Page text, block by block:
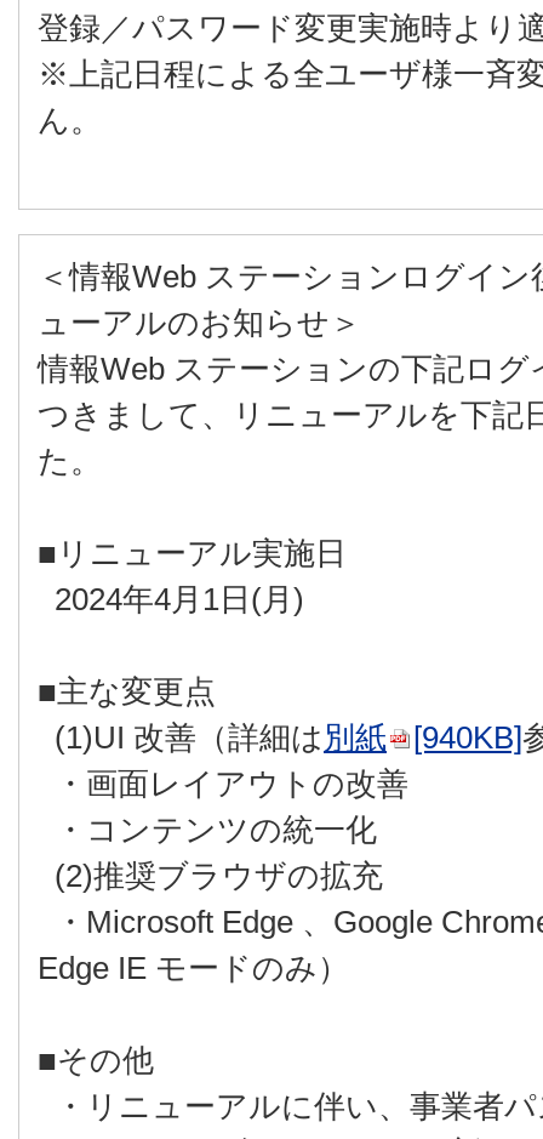
登録／パスワード変更実施時より
※上記日程による全ユーザ様一斉
ん。
＜情報Web ステーションログイ
ューアルのお知らせ＞
情報Web ステーションの下記ロ
つきまして、リニューアルを下記
た。
■リニューアル実施日
2024年4月1日(月)
■主な変更点
(1)UI 改善（詳細は 別紙 [940KB]
・画面レイアウトの改善
・コンテンツの統一化
(2)推奨ブラウザの拡充
・Microsoft Edge 、Google
Edge IE モードのみ）
■その他
・リニューアルに伴い、事業者